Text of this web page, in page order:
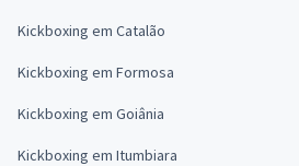
Kickboxing em Catalão
Kickboxing em Formosa
Kickboxing em Goiânia
Kickboxing em Itumbiara